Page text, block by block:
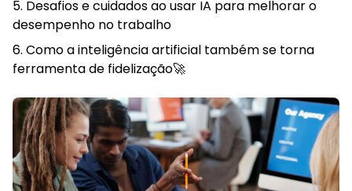
Desafios e cuidados ao usar IA para melhorar o
desempenho no trabalho
Como a inteligência artificial também se torna
ferramenta de fidelização🚀